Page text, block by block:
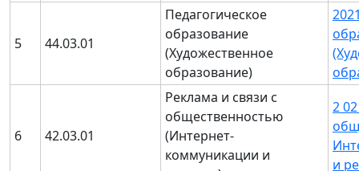
5 44.03.01
Педагогическое
образование
(Художественное
образование)
6 42.03.01
Реклама и связи с
общественностью
(Интернет-
коммуникации и
2
и